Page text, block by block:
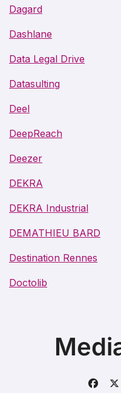
Dagard
Dashlane
Data Legal Drive
Datasulting
Deel
DeepReach
Deezer
DEKRA
DEKRA Industrial
DEMATHIEU BARD
Destination Rennes
Doctolib